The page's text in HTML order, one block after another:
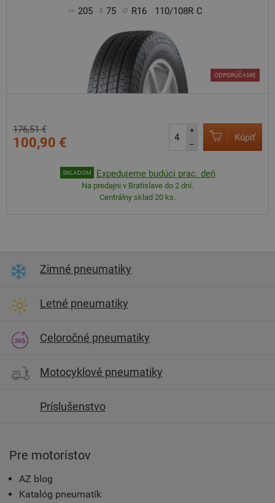
205 75 R16 110/108R C
ODPORÚČAME
176,51 €
100,90 €
+
–
Kúpiť
SKLADOM Expedujeme budúci prac. deň
Na predajni v Bratislave do 2 dní.
Centrálny sklad 20 ks.
Zimné pneumatiky
Letné pneumatiky
Celoročné pneumatiky
Motocyklové pneumatiky
Príslušenstvo
Pre motoristov
AZ blog
Katalóg pneumatík